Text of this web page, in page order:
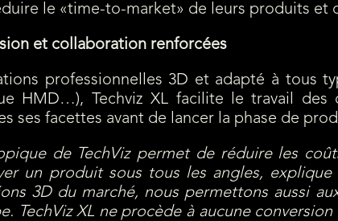
le «time-to-market» de leurs produits et
et collaboration renforcées
professionnelles 3D et adapté à tous
HMD…), Techviz XL facilite le travail
ses facettes avant de lancer la phase de
de TechViz permet de réduire les
un produit sous tous les angles, explique
3D du marché, nous permettons aussi
TechViz XL ne procède à aucune